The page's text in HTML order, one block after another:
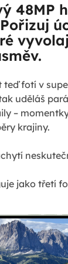
48MP
fotí v
uděláš
–
krajiny.
jako třetí